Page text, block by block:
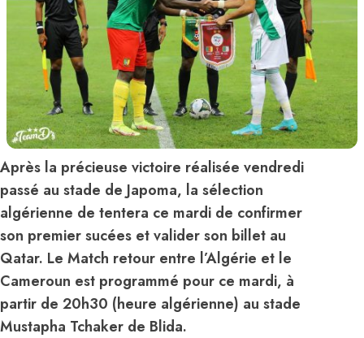
Après la précieuse victoire réalisée vendredi
passé au stade de Japoma, la sélection
algérienne de tentera ce mardi de confirmer
son premier sucées et valider son billet au
Qatar. Le Match retour entre l’Algérie et le
Cameroun est programmé pour ce mardi, à
partir de 20h30 (heure algérienne) au stade
Mustapha Tchaker de Blida.